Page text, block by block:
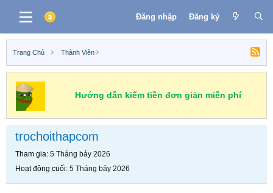
Đăng nhập Đăng ký
Trang Chủ Thành Viên
Hướng dẫn kiếm tiền đơn giản miễn phí
trochoithapcom
Tham gia 5 Tháng bảy 2026
Hoạt động cuối 5 Tháng bảy 2026